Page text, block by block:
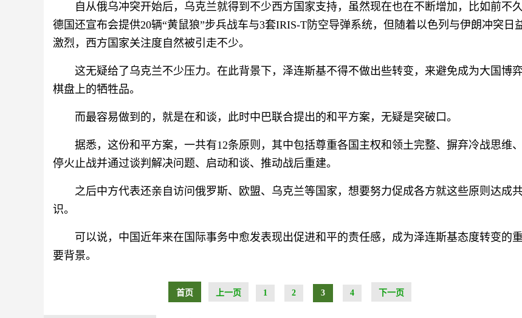
自从俄乌冲突开始后，乌克兰就得到不少西方国家支持，虽然现在也在不断增加，比如前不久
德国还宣布会提供20辆“黄鼠狼”步兵战车与3套IRIS-T防空导弹系统，但随着以色列与伊朗冲突日
激烈，西方国家关注度自然被引走不少。
这无疑给了乌克兰不少压力。在此背景下，泽连斯基不得不做出些转变，来避免成为大国博弈
棋盘上的牺牲品。
而最容易做到的，就是在和谈，此时中巴联合提出的和平方案，无疑是突破口。
据悉，这份和平方案，一共有12条原则，其中包括尊重各国主权和领土完整、摒弃冷战思维、
停火止战并通过谈判解决问题、启动和谈、推动战后重建。
之后中方代表还亲自访问俄罗斯、欧盟、乌克兰等国家，想要努力促成各方就这些原则达成
识。
可以说，中国近年来在国际事务中愈发表现出促进和平的责任感，成为泽连斯基态度转变的重
要背景。
首页 上一页 1 2 3 4 下一页